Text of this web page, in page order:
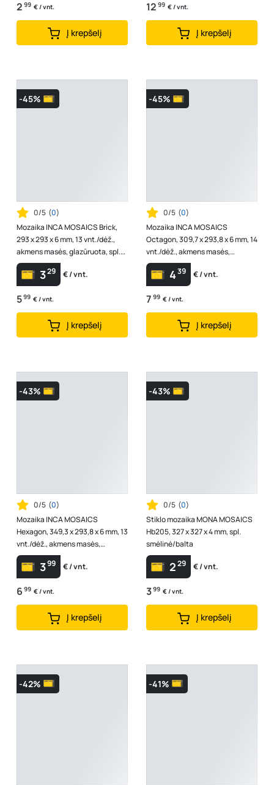
2 99 € / vnt.
Į krepšelį
12 99 € / vnt.
Į krepšelį
-45%
0/5 (0)
Mozaika INCA MOSAICS Brick,
293 x 293 x 6 mm, 13 vnt./dėž.,
akmens masės, glazūruota, spl.
balta blizgi
329 € / vnt.
599 € / vnt.
Į krepšelį
-45%
0/5 (0)
Mozaika INCA MOSAICS
Octagon, 309,7 x 293,8 x 6 mm, 14
vnt./dėž., akmens masės,
glazūruota, spl. balta/juoda
439 € / vnt.
7 99 € / vnt.
Į krepšelį
-43%
0/5 (0)
Mozaika INCA MOSAICS
Hexagon, 349,3 x 293,8 x 6 mm, 13
vnt./dėž., akmens masės,
glazūruota, spl. juoda blizgi
399 € / vnt.
6 99 € / vnt.
Į krepšelį
-43%
0/5 (0)
Stiklo mozaika MONA MOSAICS
Hb205, 327 x 327 x 4 mm, spl.
smėlinė/balta
229 € / vnt.
399 € / vnt.
Į krepšelį
-42% -41%